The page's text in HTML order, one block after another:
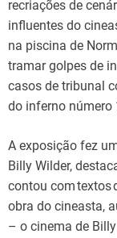
recriações de
influentes do
na piscina de
tramar golpes de
casos de tribunal
do inferno número
A exposição fez
Billy Wilder,
contou com textos
obra do cineasta,
– o cinema de Billy